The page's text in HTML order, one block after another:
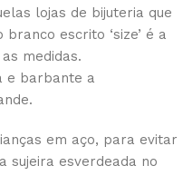
lojas de bijuteria que
escrito ‘size’ é a
medidas.
e barbante a
em aço, para evitar
sujeira esverdeada no